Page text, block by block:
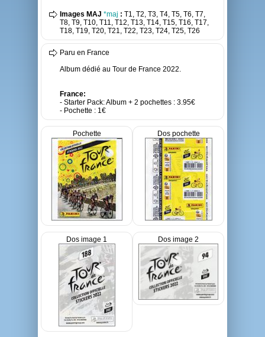
Images MAJ *maj : T1, T2, T3, T4, T5, T6, T7,
T8, T9, T10, T11, T12, T13, T14, T15, T16, T17,
T18, T19, T20, T21, T22, T23, T24, T25, T26
Paru en France
Album dédié au Tour de France 2022.
France:
- Starter Pack: Album + 2 pochettes : 3.95€
- Pochette : 1€
Pochette Dos pochette
Dos image 1 Dos image 2